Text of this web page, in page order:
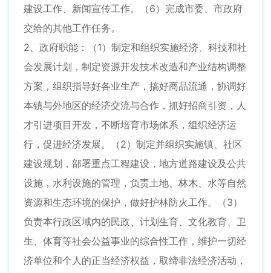
建设工作、新闻宣传工作。（6）完成市委、市政府
交给的其他工作任务。
2、政府职能：（1）制定和组织实施经济、科技和社
会发展计划，制定资源开发技术改造和产业结构调整
方案，组织指导好各业生产，搞好商品流通，协调好
本镇与外地区的经济交流与合作，抓好招商引资，人
才引进项目开发，不断培育市场体系，组织经济运
行，促进经济发展。（2）制定并组织实施镇、社区
建设规划，部署重点工程建设，地方道路建设及公共
设施，水利设施的管理，负责土地、林木、水等自然
资源和生态环境的保护，做好护林防火工作。（3）
负责本行政区域内的民政、计划生育、文化教育、卫
生、体育等社会公益事业的综合性工作，维护一切经
济单位和个人的正当经济权益，取缔非法经济活动，